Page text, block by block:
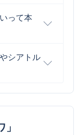
って本
シアトル